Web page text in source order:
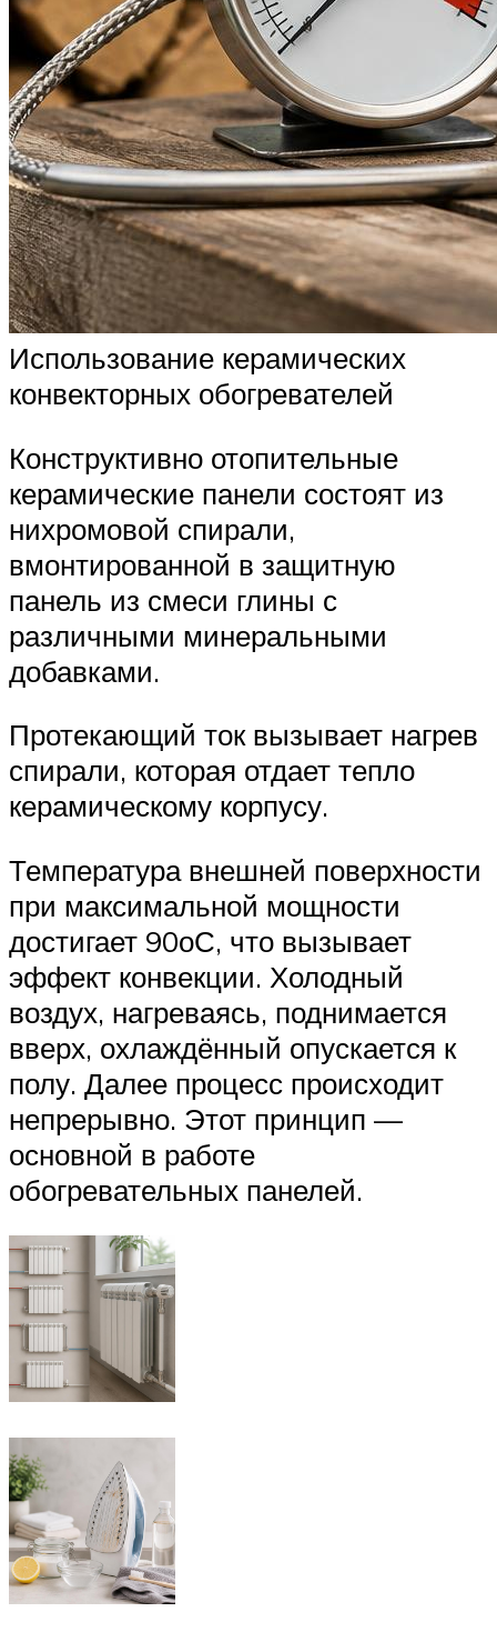
Использование керамических
конвекторных обогревателей
Конструктивно отопительные
керамические панели состоят из
нихромовой спирали,
вмонтированной в защитную
панель из смеси глины с
различными минеральными
добавками.
Протекающий ток вызывает нагрев
спирали, которая отдает тепло
керамическому корпусу.
Температура внешней поверхности
при максимальной мощности
достигает 90оС, что вызывает
эффект конвекции. Холодный
воздух, нагреваясь, поднимается
вверх, охлаждённый опускается к
полу. Далее процесс происходит
непрерывно. Этот принцип —
основной в работе
обогревательных панелей.